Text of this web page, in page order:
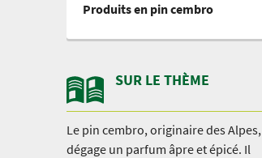
Produits en pin cembro
SUR LE THÈME
Le pin cembro, originaire des Alpes,
dégage un parfum âpre et épicé. Il